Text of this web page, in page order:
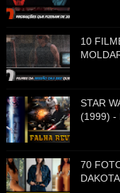
10
STAR
(1999) -
70